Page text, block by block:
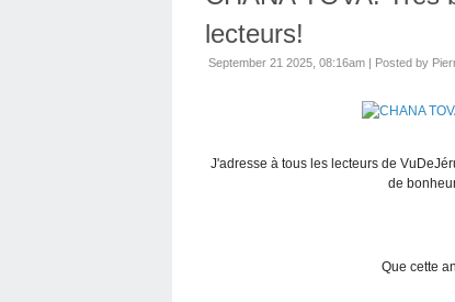
lecteurs!
September 21 2025, 08:16am | Posted by
J'adresse à tous les lecteurs de
de
Que cette